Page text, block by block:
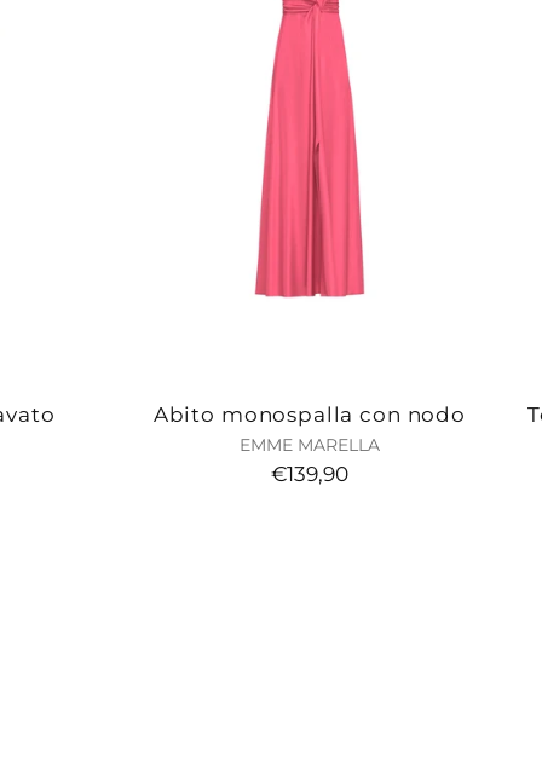
Abito monospalla con nodo
EMME MARELLA
€139,90